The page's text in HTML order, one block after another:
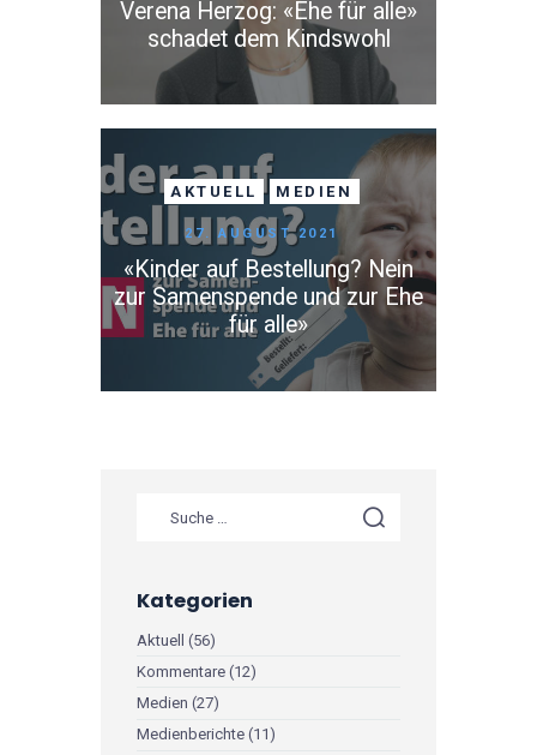
Verena Herzog: «Ehe für alle»
schadet dem Kindswohl
AKTUELL MEDIEN
27. AUGUST 2021
«Kinder auf Bestellung? Nein
zur Samenspende und zur Ehe
für alle»
Kategorien
Aktuell (56)
Kommentare (12)
Medien (27)
Medienberichte (11)